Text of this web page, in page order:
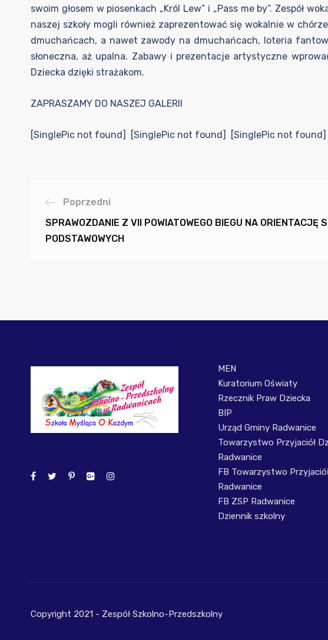
swoim głosem w piosenkach „Król Lew” i „Pass me by”. Zespół
naszej szkoły mogli również zaprezentować się wokalnie w
dmuchańcach, a nawet zawody na dmuchańcach, loteria
słoneczna, aż upalna. Zabawy i prezentacje artystyczne
Dziecka dzięki strażakom.
ZAPRASZAMY DO NASZEJ GALERII
[SinglePic not found] [SinglePic not found] [SinglePic not found]
Poprzedni
SPRAWOZDANIE Z VII POWIATOWEGO BIEGU NA ORIENTACJĘ
PODSTAWOWYCH
MEN
Kuratorium Oświaty
Rzecznik Praw Dziecka
BIP
Urząd Gminy Radwanice
Towarzystwo Przyjaciół
Radwanice
FB Towarzystwo
Radwanice
FB ZSP Radwanice
Dziennik szkolny
Copyright 2021 - Zespół Szkolno-Przedszkolny